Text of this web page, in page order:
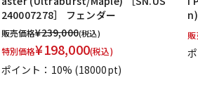
240007278］ フェンダー
販売価格¥239,000(税込)
特別価格¥198,000(税込)
ポイント：10% (18000pt)
n)